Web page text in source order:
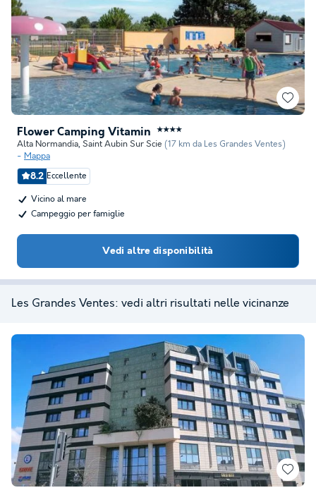
Flower Camping Vitamin ★★★★
Alta Normandia, Saint Aubin Sur Scie (17 km da Les Grandes Ventes)
Mappa
8.2 Eccellente
Vicino al mare
Campeggio per famiglie
Vedi altre disponibilità
Les Grandes Ventes: vedi altri risultati nelle vicinanze